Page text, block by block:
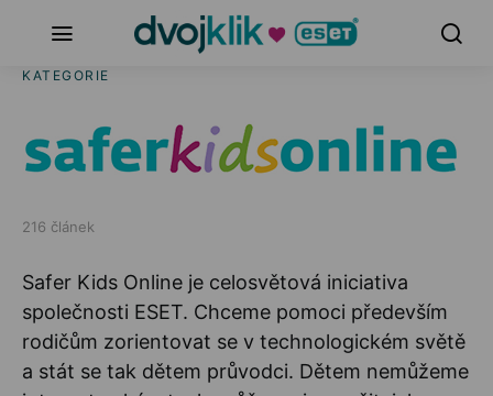
KATEGORIE
216 článek
Safer Kids Online je celosvětová iniciativa
společnosti ESET. Chceme pomoci především
rodičům zorientovat se v technologickém světě
a stát se tak dětem průvodci. Dětem nemůžeme